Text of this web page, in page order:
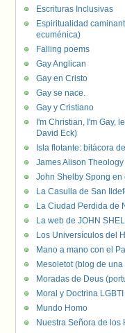
Escrituras Inclusivas
Espiritualidad
ecuménica)
Falling poems
Gay Anglican
Gay en Cristo
Gay se nace.
Gay y Cristiano
I'm Christian, I'm Gay,
David Eck)
Isla flotante: bitácora
James Alison Theology
John Shelby Spong en
La Casulla de San
La Ciudad Perdida de
La web de JOHN
Los Universículos del
Mano a mano con el
Mesoletot (blog de
Moradas de Deus
Moral y Doctrina LGBTI
Mundo Homo
Nuestra Señora de los